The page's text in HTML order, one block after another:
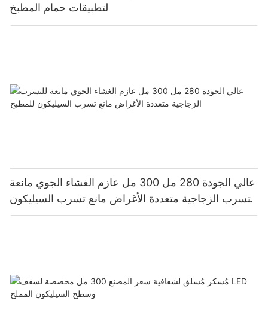
لتطبيقات حمام المطبخ
عالي الجودة 280 مل 300 مل عازم الغشاء الجوي مانعة
للتسرب الزجاجية متعددة الأغراض مانع تسرب السيليكون
للمطبخ